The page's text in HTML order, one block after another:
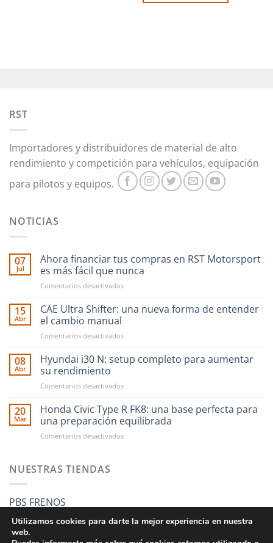
RST
Importadores y distribuidores de material de alto
rendimiento y competición para vehículos, equipación
para pilotos y equipos.
NOTICIAS
07
Jul
Ahora financiar tus compras en RST Motorsport
es más fácil que nunca
Comentarios desactivadosen
financiar
tus
en
Motorsport
fácil
nunca
15
Abr
CAE Ultra Shifter: una nueva forma de entender
el cambio manual
Comentarios desactivadosen
Ultra
Shifter:
nueva
de
entender
cambio
08
Abr
Hyundai i30 N: setup completo para aumentar
su rendimiento
Comentarios desactivadosen
i30
N:
setup
completo
20
Mar
Honda Civic Type R FK8: una base perfecta para
una preparación equilibrada
Comentarios desactivadosen
base
perfecta
NUESTRAS TIENDAS
PBS FRENOS
Utilizamos cookies para darte la mejor experiencia en nuestra
web.